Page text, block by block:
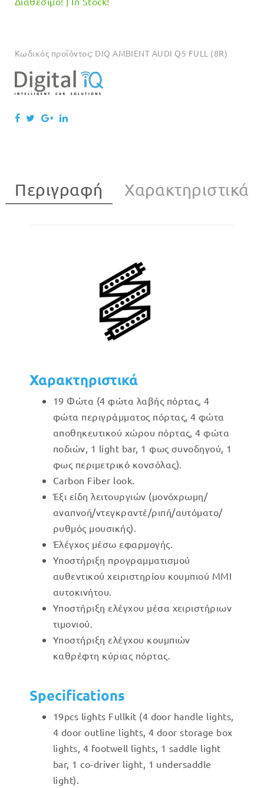
Κωδικός προϊόντος: DIQ AMBIENT AUDI Q5 FULL (8R)
Περιγραφή Χαρακτηριστικά
Χαρακτηριστικά
19 Φώτα (4 φώτα λαβής πόρτας, 4
φώτα περιγράμματος πόρτας, 4 φώτα
αποθηκευτικού χώρου πόρτας, 4 φώτα
ποδιών, 1 light bar, 1 φως συνοδηγού, 1
φως περιμετρικό κονσόλας).
Carbon Fiber look.
Έξι είδη λειτουργιών (μονόχρωμη/
αναπνοή/ντεγκραντέ/ριπή/αυτόματο/
ρυθμός μουσικής).
Έλέγχος μέσω εφαρμογής.
Υποστήριξη προγραμματισμού
αυθεντικού χειριστηρίου κουμπιού MMI
αυτοκινήτου.
Υποστήριξη ελέγχου μέσα χειριστήριων
τιμονιού.
Υποστήριξη ελέγχου κουμπιών
καθρέφτη κύριας πόρτας.
Specifications
19pcs lights Fullkit (4 door handle lights,
4 door outline lights, 4 door storage box
lights, 4 footwell lights, 1 saddle light
bar, 1 co-driver light, 1 undersaddle
light).